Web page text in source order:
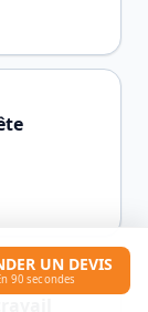
UN DEVIS
90 secondes